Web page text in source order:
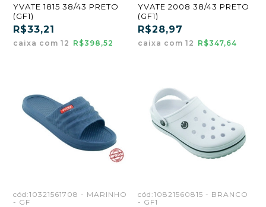
YVATE 1815 38/43 PRETO
(GF1)
R$33,21
caixa com 12 R$398,52
YVATE 2008 38/43 PRETO
(GF1)
R$28,97
caixa com 12 R$347,64
cód:10321561708 - MARINHO
- GF
cód:10821560815 - BRANCO
- GF1